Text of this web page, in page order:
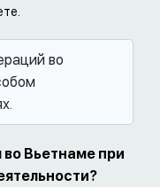
во
Вьетнаме при